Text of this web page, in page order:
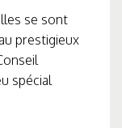
se sont
prestigieux
spécial